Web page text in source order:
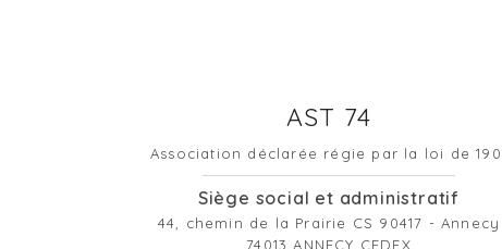
AST 74
Association déclarée régie par la loi de
Siège social et administratif
44, chemin de la Prairie CS 90417 - Annecy
74013 ANNECY CEDEX